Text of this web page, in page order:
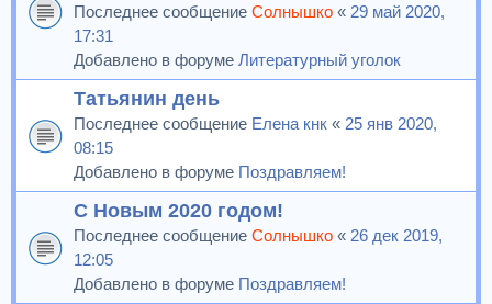
Последнее сообщение Солнышко « 29 май 2020,
17:31
Добавлено в форуме Литературный уголок
Татьянин день
Последнее сообщение Елена кнк « 25 янв 2020,
08:15
Добавлено в форуме Поздравляем!
С Новым 2020 годом!
Последнее сообщение Солнышко « 26 дек 2019,
12:05
Добавлено в форуме Поздравляем!